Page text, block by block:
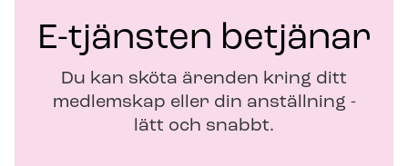
e
r
E-tjänsten betjänar
Du kan sköta ärenden kring ditt
medlemskap eller din anställning -
lätt och snabbt.